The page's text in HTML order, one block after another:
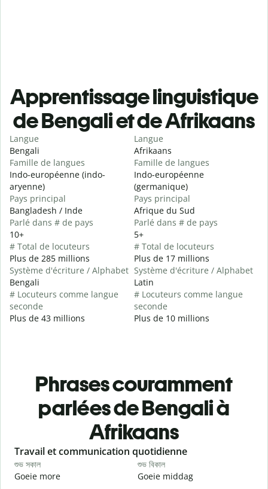
Apprentissage linguistique
de Bengali et de Afrikaans
Langue
Bengali
Famille de langues
Indo-européenne (indo-
aryenne)
Pays principal
Bangladesh / Inde
Parlé dans # de pays
10+
# Total de locuteurs
Plus de 285 millions
Système d'écriture / Alphabet
Bengali
# Locuteurs comme langue
seconde
Plus de 43 millions
Langue
Afrikaans
Famille de langues
Indo-européenne
(germanique)
Pays principal
Afrique du Sud
Parlé dans # de pays
5+
# Total de locuteurs
Plus de 17 millions
Système d'écriture / Alphabet
Latin
# Locuteurs comme langue
seconde
Plus de 10 millions
Phrases couramment
parlées de Bengali à
Afrikaans
Slide 1 of 6
Travail et communication quotidienne
শুভ সকাল
Goeie more
শুভ বিকাল
Goeie middag